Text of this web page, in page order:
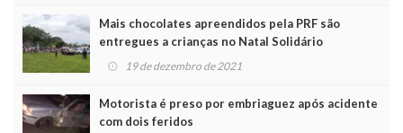
Mais chocolates apreendidos pela PRF são
entregues a crianças no Natal Solidário
19 de dezembro de 2021
Motorista é preso por embriaguez após acidente
com dois feridos